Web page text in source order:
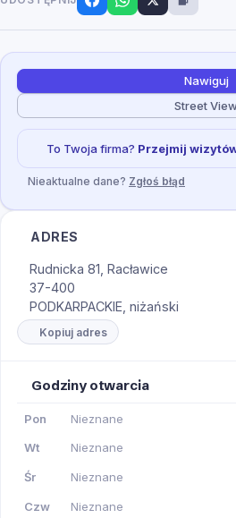
Nawiguj
Street
To Twoja firma? Przejmij
Nieaktualne dane? Zgłoś błąd
ADRES
Rudnicka 81, Racławice
37-400
PODKARPACKIE, niżański
Kopiuj adres
Godziny otwarcia
Pon Nieznane
Wt Nieznane
Śr Nieznane
Czw Nieznane